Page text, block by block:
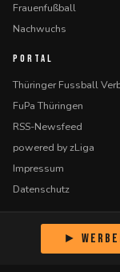
Frauenfußball
Nachwuchs
PORTAL
Thüringer Fussball
FuPa Thüringen
RSS-Newsfeed
powered by zLiga
Impressum
Datenschutz
►